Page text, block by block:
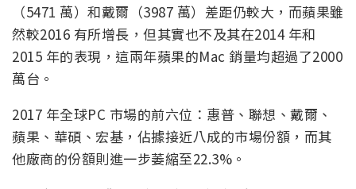
（5471 萬）和戴爾（3987 萬）差距仍較大，而蘋果雖
然較2016 有所增長，但其實也不及其在2014 年和
2015 年的表現，這兩年蘋果的Mac 銷量均超過了2000
萬台。
2017 年全球PC 市場的前六位：惠普、聯想、戴爾、
蘋果、華碩、宏基，佔據接近八成的市場份額，而其
他廠商的份額則進一步萎縮至22.3%。